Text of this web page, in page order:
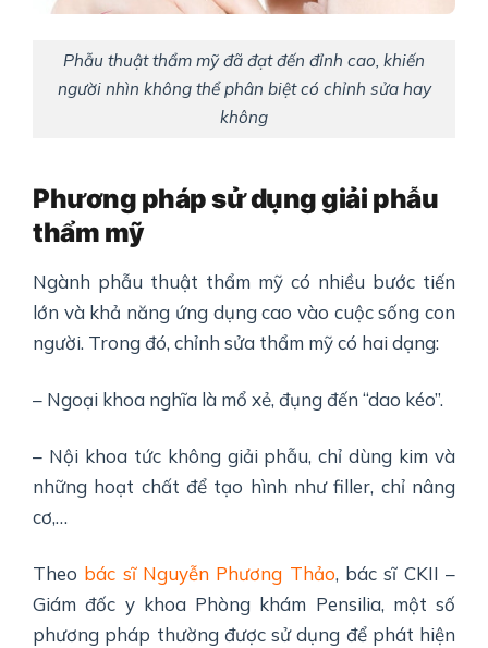
Phẫu thuật thẩm mỹ đã đạt đến đỉnh cao, khiến
người nhìn không thể phân biệt có chỉnh sửa hay
không
Phương pháp sử dụng giải phẫu
thẩm mỹ
Ngành phẫu thuật thẩm mỹ có nhiều bước tiến
lớn và khả năng ứng dụng cao vào cuộc sống con
người. Trong đó, chỉnh sửa thẩm mỹ có hai dạng:
– Ngoại khoa nghĩa là mổ xẻ, đụng đến “dao kéo”.
– Nội khoa tức không giải phẫu, chỉ dùng kim và
những hoạt chất để tạo hình như filler, chỉ nâng
cơ,…
Theo bác sĩ Nguyễn Phương Thảo, bác sĩ CKII –
Giám đốc y khoa Phòng khám Pensilia, một số
phương pháp thường được sử dụng để phát hiện